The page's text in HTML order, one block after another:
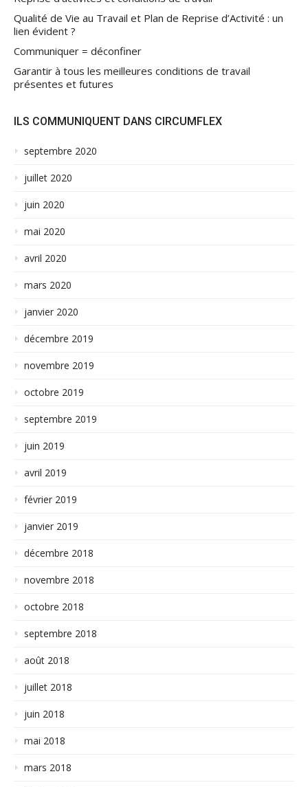
Qualité de Vie au Travail et Plan de Reprise d’Activité : un
lien évident ?
Communiquer = déconfiner
Garantir à tous les meilleures conditions de travail
présentes et futures
ILS COMMUNIQUENT DANS CIRCUMFLEX
septembre 2020
juillet 2020
juin 2020
mai 2020
avril 2020
mars 2020
janvier 2020
décembre 2019
novembre 2019
octobre 2019
septembre 2019
juin 2019
avril 2019
février 2019
janvier 2019
décembre 2018
novembre 2018
octobre 2018
septembre 2018
août 2018
juillet 2018
juin 2018
mai 2018
mars 2018